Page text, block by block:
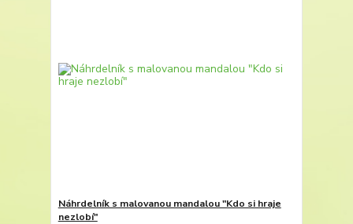
Náhrdelník s malovanou mandalou "Kdo si hraje
nezlobí"